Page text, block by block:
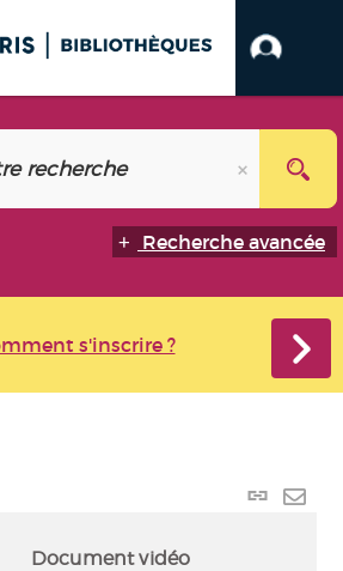
Recherche avancée
s'inscrire ?
Lien
Document vidéo